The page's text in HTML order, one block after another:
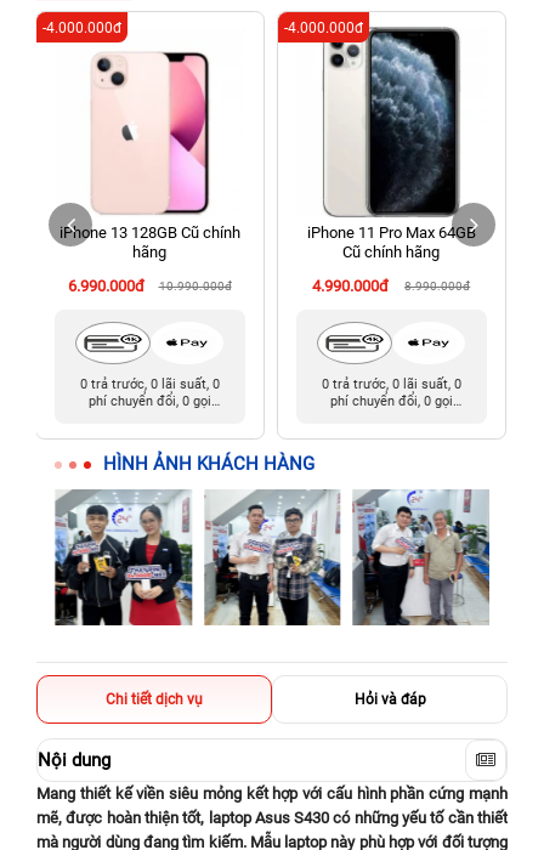
326 Lê Văn Việt, Tăng Nhơn Phú, Hồ Chí Minh (Q.9 TP. Thủ
Đức cũ)
256 Võ Văn Ngân, Thủ Đức, Hồ Chí Minh (Bình Thọ, TP. Thủ
Đức Cũ)
70 Nguyễn An Ninh, Dĩ An, Hồ Chí Minh (Bình Dương Cũ)
24h Vũng Tàu: 162A Ba Cu, Vũng Tàu, Hồ Chí Minh (TP. Vũng
Tàu cũ)
198 Hoàng Văn Thụ, Tân Sơn Nhất, Hồ Chí Minh (Tân Bình
iPhone 13 128GB Cũ chính
hãng
6.990.000đ
10.990.000đ
-4.000.000đ
0 trả trước, 0 lãi suất, 0
phí chuyển đổi, 0 gọi
iPhone 11 Pro Max 64GB
Cũ chính hãng
4.990.000đ
8.990.000đ
-4.000.000đ
0 trả trước, 0 lãi suất, 0
phí chuyển đổi, 0 gọi
HÌNH ẢNH KHÁCH HÀNG
Chi tiết dịch vụ Hỏi và đáp
Nội dung
Mang thiết kế viền siêu mỏng kết hợp với cấu hình phần cứng mạnh
mẽ, được hoàn thiện tốt, laptop Asus S430 có những yếu tố cần thiết
mà người dùng đang tìm kiếm. Mẫu laptop này phù hợp với đối tượng